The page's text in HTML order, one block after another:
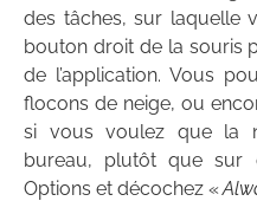
des tâches, sur laquelle
bouton droit de la souris
de l’application. Vous
flocons de neige, ou
si vous voulez que la
bureau, plutôt que sur
Options et décochez «